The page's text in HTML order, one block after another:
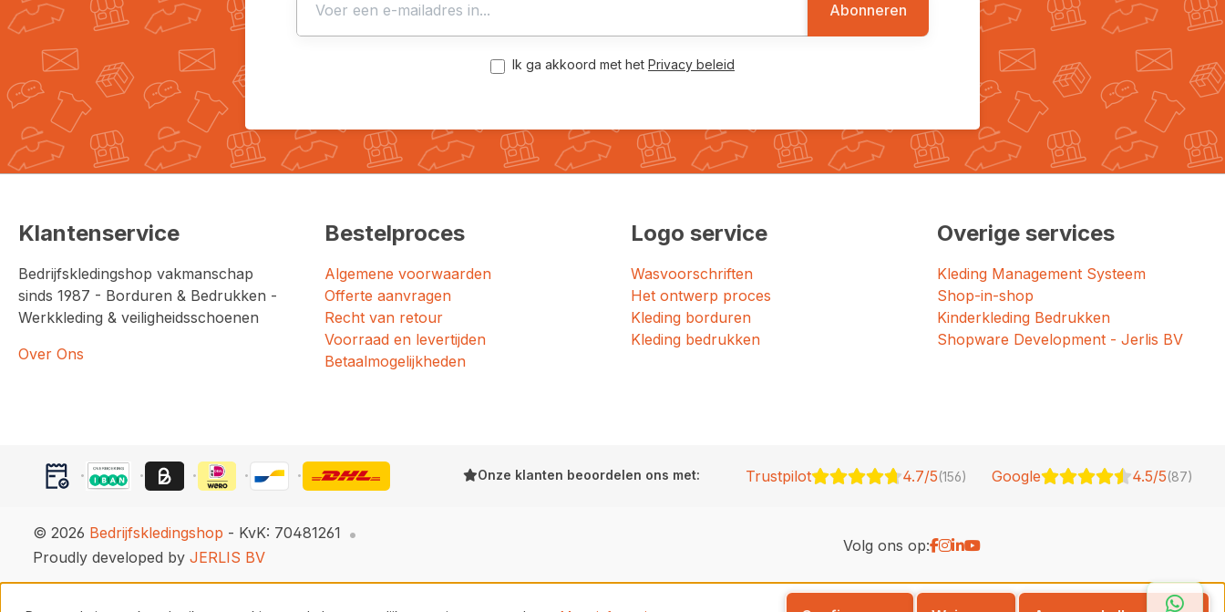
Abonneren
Ik ga akkoord met het Privacy beleid
Klantenservice
Bedrijfskledingshop vakmanschap
sinds 1987 - Borduren & Bedrukken -
Werkkleding & veiligheidsschoenen
Over Ons
Bestelproces
Algemene voorwaarden
Offerte aanvragen
Recht van retour
Voorraad en levertijden
Betaalmogelijkheden
Logo service
Wasvoorschriften
Het ontwerp proces
Kleding borduren
Kleding bedrukken
Overige services
Kleding Management Systeem
Shop-in-shop
Kinderkleding Bedrukken
Shopware Development - Jerlis BV
Onze klanten beoordelen ons met: Trustpilot 4.7/5(156) Google 4.5/5(87)
© 2026 Bedrijfskledingshop - KvK: 70481261
Proudly developed by JERLIS BV
Volg ons op: